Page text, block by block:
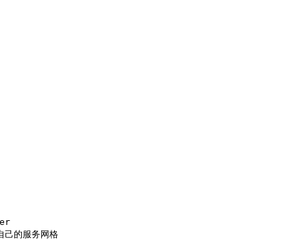
的服务网格